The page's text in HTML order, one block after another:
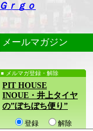
Ｇｒｇｏ
メールマガジン
メルマガ登録・解除
PIT HOUSE
INOUE・井上タイヤ
の”ぼちぼち便り”
登録 解除